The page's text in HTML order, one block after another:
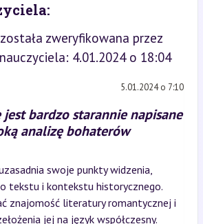
zweryfikowana przez
4.01.2024 o 18:04
5.01.2024 o 7:10
jest bardzo starannie napisane
analizę bohaterów
swoje punkty widzenia,
tekstu i kontekstu historycznego.
znajomość literatury romantycznej i
jej na język współczesny.